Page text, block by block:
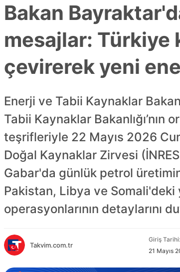
Bakan
mesajlar: Türkiye
çevirerek yeni
Enerji ve Tabii Kaynaklar
Tabii Kaynaklar Bakanlığı’nın
teşrifleriyle 22 Mayıs 2026
Doğal Kaynaklar Zirvesi
Gabar'da günlük petrol
Pakistan, Libya ve
operasyonlarının detaylarını
Takvim.com.tr
Giriş Tarihi:
21 Mayıs